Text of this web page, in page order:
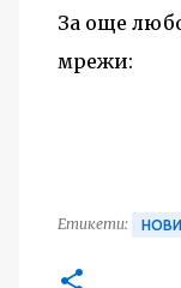
За още
мрежи:
Етикети: